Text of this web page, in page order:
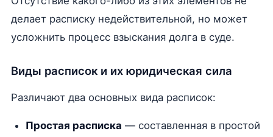
делает расписку недействительной, но может
усложнить процесс взыскания долга в суде.
Виды расписок и их юридическая сила
Различают два основных вида расписок:
Простая расписка — составленная в простой